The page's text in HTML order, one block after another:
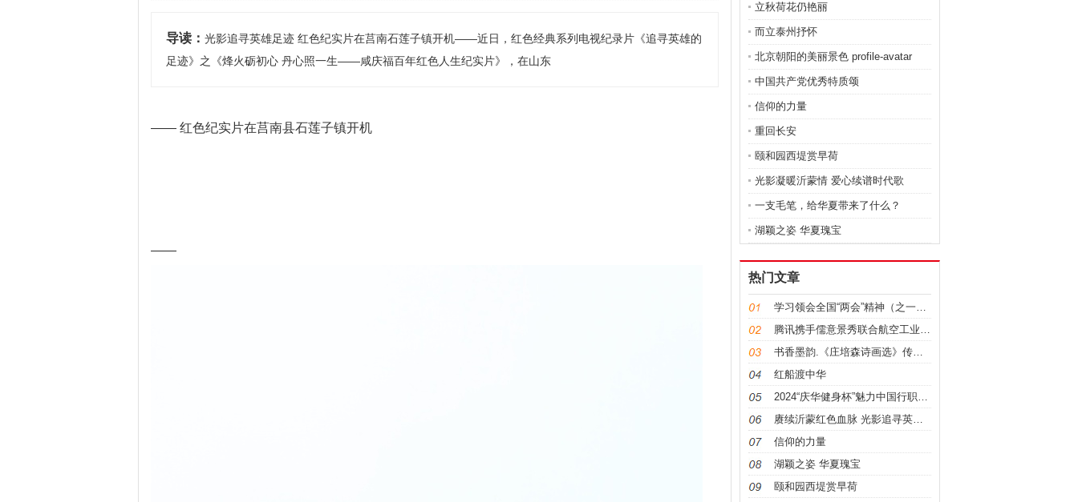
导读： 光影追寻英雄足迹 红色纪实片在莒南石莲子镇开机——近日，红色经典系列电视纪录片《追寻英雄的
足迹》之《烽火砺初心 丹心照一生——咸庆福百年红色人生纪实片》，在山东
—— 红色纪实片在莒南县石莲子镇开机
——
立秋荷花仍艳丽
而立泰州抒怀
北京朝阳的美丽景色 profile-avatar
中国共产党优秀特质颂
信仰的力量
重回长安
颐和园西堤赏早荷
光影凝暖沂蒙情 爱心续谱时代歌
一支毛笔，给华夏带来了什么？
湖颖之姿 华夏瑰宝
热门文章
学习领会全国“两会”精神（之一）：
腾讯携手儒意景秀联合航空工业,开辟文化产业新时代
书香墨韵.《庄培森诗画选》传统文化艺术交流分享会盛
红船渡中华
2024“庆华健身杯”魅力中国行职场秀活动新闻发布
赓续沂蒙红色血脉 光影追寻英雄足迹
信仰的力量
湖颖之姿 华夏瑰宝
颐和园西堤赏早荷